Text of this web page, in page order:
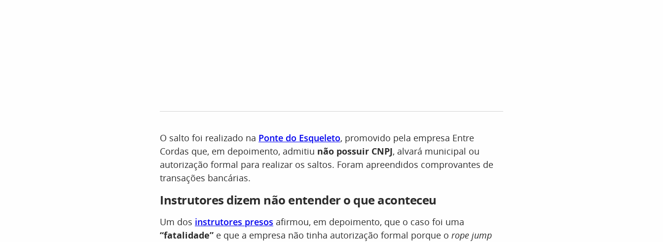
O salto foi realizado na Ponte do Esqueleto, promovido pela empresa Entre
Cordas que, em depoimento, admitiu não possuir CNPJ, alvará municipal ou
autorização formal para realizar os saltos. Foram apreendidos comprovantes de
transações bancárias.
Instrutores dizem não entender o que aconteceu
Um dos instrutores presos afirmou, em depoimento, que o caso foi uma
“fatalidade” e que a empresa não tinha autorização formal porque o rope jump